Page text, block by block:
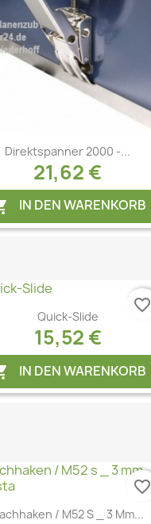
Vorschau
Direktspanner 2000 -...
21,62 €
IN DEN WARENKORB
Quick-Slide
15,52 €
IN DEN WARENKORB
favorite_border
/ M52 S _ 3 Mm...
favorite_border